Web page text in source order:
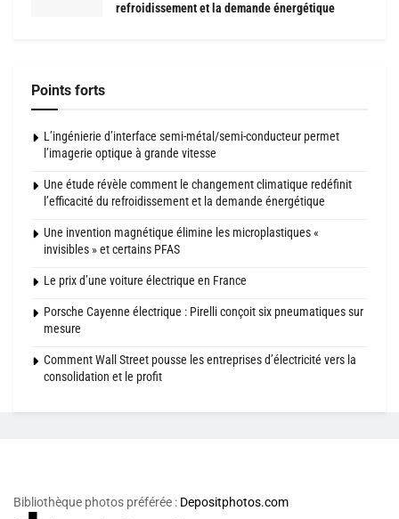
refroidissement et la demande énergétique
Points forts
L’ingénierie d’interface semi-métal/semi-conducteur permet
l’imagerie optique à grande vitesse
Une étude révèle comment le changement climatique redéfinit
l’efficacité du refroidissement et la demande énergétique
Une invention magnétique élimine les microplastiques «
invisibles » et certains PFAS
Le prix d’une voiture électrique en France
Porsche Cayenne électrique : Pirelli conçoit six pneumatiques sur
mesure
Comment Wall Street pousse les entreprises d’électricité vers la
consolidation et le profit
Bibliothèque photos préférée : Depositphotos.com